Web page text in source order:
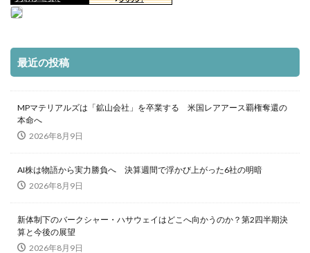
最近の投稿
MPマテリアルズは「鉱山会社」を卒業する 米国レアアース覇権奪還の
本命へ
2026年8月9日
AI株は物語から実力勝負へ 決算週間で浮かび上がった6社の明暗
2026年8月9日
新体制下のバークシャー・ハサウェイはどこへ向かうのか？第2四半期決
算と今後の展望
2026年8月9日